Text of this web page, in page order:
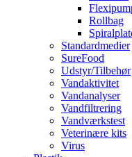
Rollbag
Standardmedier
SureFood
Udstyr/Tilbehør
Vandaktivitet
Vandanalyser
Vandfiltrering
Vandværkstest
Veterinære kits
Virus